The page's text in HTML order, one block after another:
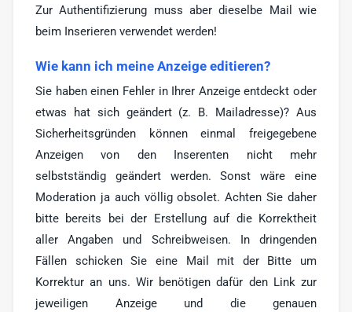
Zur Authentifizierung muss aber dieselbe Mail wie
beim Inserieren verwendet werden!
Wie kann ich meine Anzeige editieren?
Sie haben einen Fehler in Ihrer Anzeige entdeckt oder
etwas hat sich geändert (z. B. Mailadresse)? Aus
Sicherheitsgründen können einmal freigegebene
Anzeigen von den Inserenten nicht mehr
selbstständig geändert werden. Sonst wäre eine
Moderation ja auch völlig obsolet. Achten Sie daher
bitte bereits bei der Erstellung auf die Korrektheit
aller Angaben und Schreibweisen. In dringenden
Fällen schicken Sie eine Mail mit der Bitte um
Korrektur an uns. Wir benötigen dafür den Link zur
jeweiligen Anzeige und die genauen